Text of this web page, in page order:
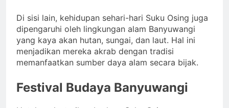
Di sisi lain, kehidupan sehari-hari Suku Osing juga
dipengaruhi oleh lingkungan alam Banyuwangi
yang kaya akan hutan, sungai, dan laut. Hal ini
menjadikan mereka akrab dengan tradisi
memanfaatkan sumber daya alam secara bijak.
Festival Budaya Banyuwangi